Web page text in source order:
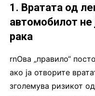
1. Вратата од
автомобилот не
рака
rnОва „правило“
ако ја отворите
зголемува ризикот